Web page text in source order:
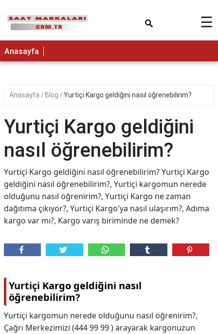
☰
Anasayfa
Anasayfa Blog Yurtiçi Kargo geldiğini nasıl öğrenebilirim?
Yurtiçi Kargo geldiğini
nasıl öğrenebilirim?
Yurtiçi Kargo geldiğini nasıl öğrenebilirim? Yurtiçi Kargo
geldiğini nasıl öğrenebilirim?, Yurtiçi kargomun nerede
olduğunu nasıl öğrenirim?, Yurtiçi Kargo ne zaman
dağıtıma çıkıyor?, Yurtiçi Kargo'ya nasıl ulaşırım?, Adıma
kargo var mı?, Kargo varış biriminde ne demek?
Yurtiçi Kargo geldiğini nasıl
öğrenebilirim?
Yurtiçi kargomun nerede olduğunu nasıl öğrenirim?,
Çağrı Merkezimizi (444 99 99 ) arayarak kargonuzun